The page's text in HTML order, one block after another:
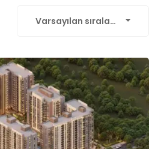
Varsayılan sıralama